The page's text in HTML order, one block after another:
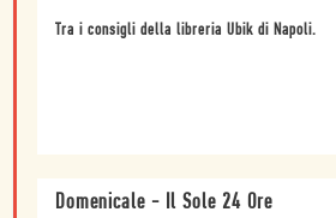
Tra i consigli della libreria Ubik di Napoli.
Domenicale - Il Sole 24 Ore